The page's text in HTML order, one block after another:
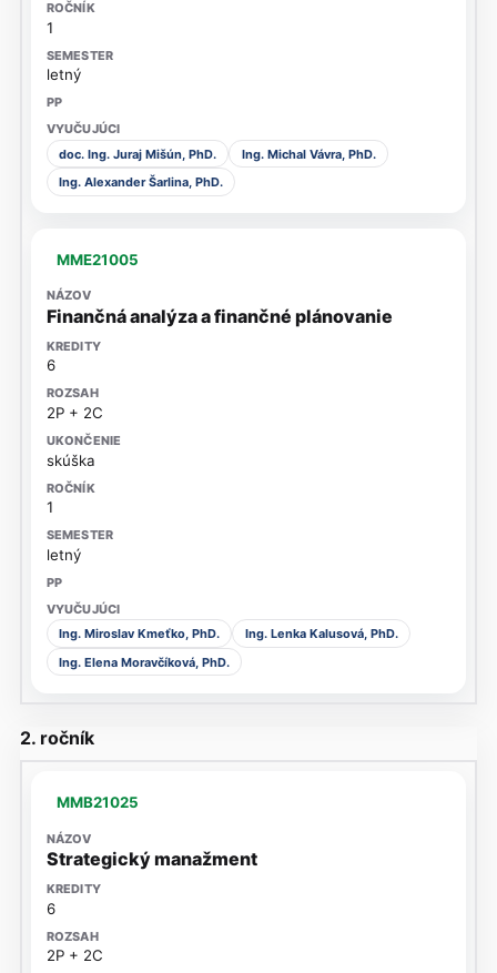
1
letný
doc. Ing. Juraj Mišún, PhD.
Ing. Michal Vávra, PhD.
Ing. Alexander Šarlina, PhD.
MME21005
Finančná analýza a finančné plánovanie
6
2P + 2C
skúška
1
letný
Ing. Miroslav Kmeťko, PhD.
Ing. Lenka Kalusová, PhD.
Ing. Elena Moravčíková, PhD.
2. ročník
MMB21025
Strategický manažment
6
2P + 2C